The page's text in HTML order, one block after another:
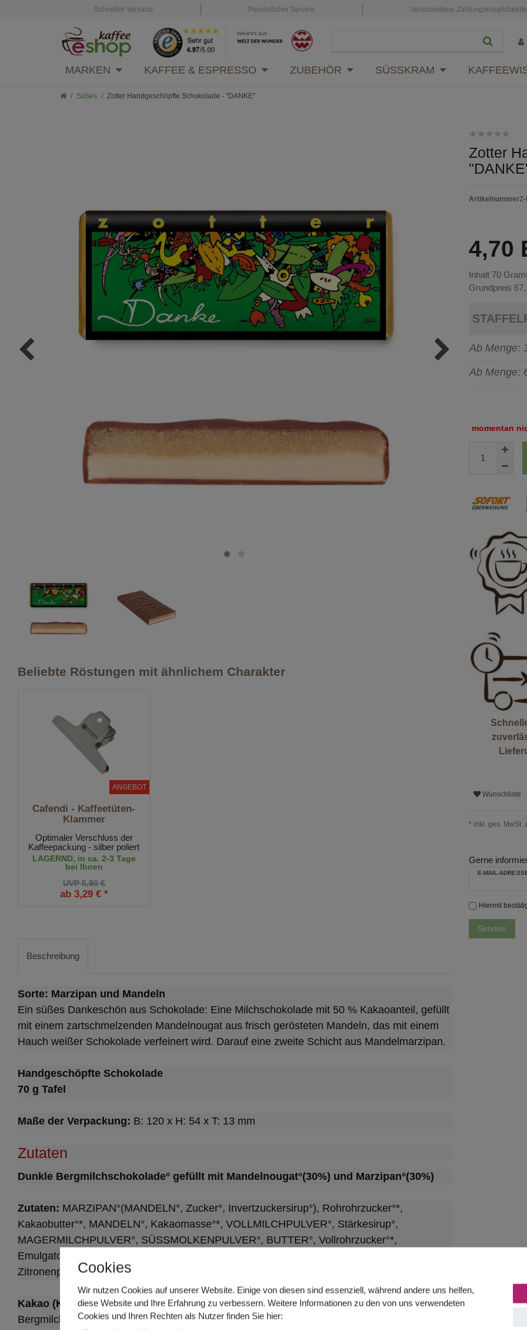
Schneller Versand Persönlicher Service Verschiedene
MARKEN KAFFEE & ESPRESSO ZUBEHÖR SÜSSKRAM
Süßes Zotter Handgeschöpfte Schokolade - "DANKE"
Beliebte Röstungen mit ähnlichem Charakter
ANGEBOT
Cafendi - Kaffeetüten-
Klammer
Optimaler Verschluss der
Kaffeepackung - silber poliert
LAGERND, in ca. 2-3 Tage
bei Ihnen
UVP 5,90 €
ab 3,29 € *
Zotter
Artikelnummer2-
4,70
Inhalt 70
Grundpreis
Ab Menge:
Ab Menge:
momentan
Wunschliste
* inkl. ges. MwSt.
Gerne
E-MAIL-
Hiermit
Senden
Beschreibung
Sorte: Marzipan und Mandeln
Ein süßes Dankeschön aus Schokolade: Eine Milchschokolade mit 50 % Kakaoanteil, gefüllt
mit einem zartschmelzenden Mandelnougat aus frisch gerösteten Mandeln, das mit einem
Hauch weißer Schokolade verfeinert wird. Darauf eine zweite Schicht aus Mandelmarzipan.
Handgeschöpfte Schokolade
70 g Tafel
Maße der Verpackung: B: 120 x H: 54 x T: 13 mm
Zutaten
Dunkle Bergmilchschokolade° gefüllt mit Mandelnougat°(30%) und Marzipan°(30%)
Zutaten: MARZIPAN°(MANDELN°, Zucker°, Invertzuckersirup°), Rohrohrzucker°*,
Kakaobutter°*, MANDELN°, Kakaomasse°*, VOLLMILCHPULVER°, Stärkesirup°,
MAGERMILCHPULVER°, SÜSSMOLKENPULVER°, BUTTER°, Vollrohrzucker°*,
Emulgator: SOJALECITHIN°, Steinsalz, Vanilleschotenpulver°, Rosenblüten°,
Zitronenpulver°(Zitronensaftkonzentrat°, Maisstärke°, Zucker°), Zimt°*
Kakao (Kakaomasse und Kakaobutter): 50% mindestens in der dunklen
Bergmilchschokolade°
Cookies
Wir nutzen Cookies auf unserer Website. Einige von diesen sind essenziell, während andere uns helfen,
diese Website und Ihre Erfahrung zu verbessern. Weitere Informationen zu den von uns verwendeten
Cookies und Ihren Rechten als Nutzer finden Sie hier: